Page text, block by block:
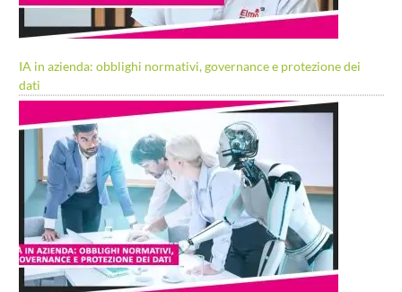
IA in azienda: obblighi normativi, governance e protezione dei
dati